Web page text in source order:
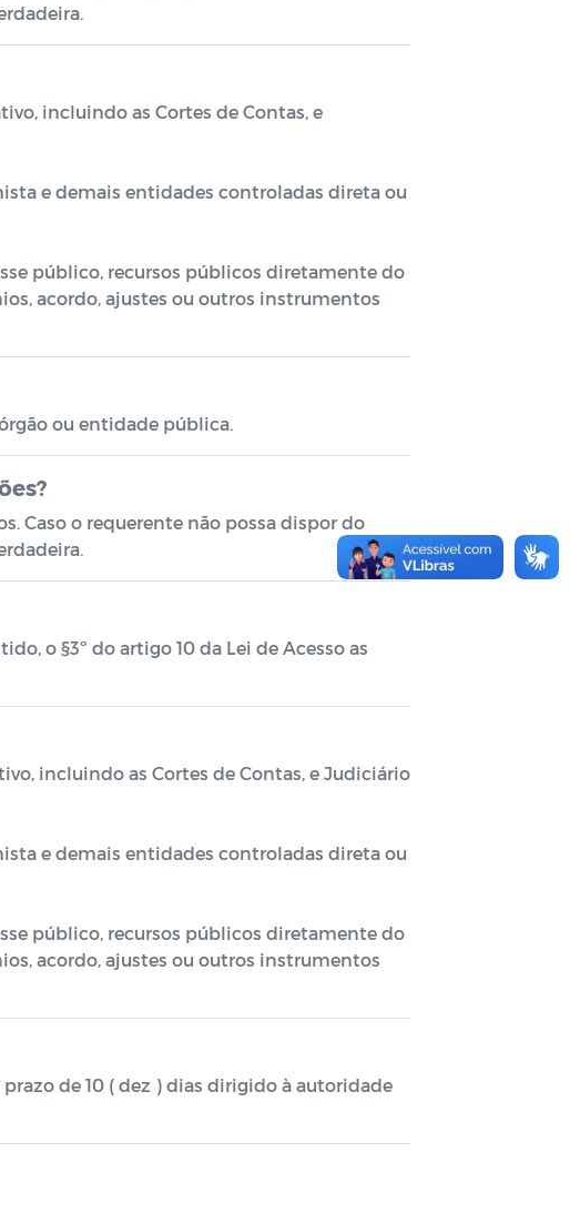
incluindo as Cortes de Contas, e
e demais entidades controladas direta ou
público, recursos públicos diretamente do
acordo, ajustes ou outros instrumentos
ou entidade pública.
Caso o requerente não possa dispor do
o §3º do artigo 10 da Lei de Acesso as
incluindo as Cortes de Contas, e Judiciário
e demais entidades controladas direta ou
público, recursos públicos diretamente do
acordo, ajustes ou outros instrumentos
de 10 ( dez ) dias dirigido à autoridade